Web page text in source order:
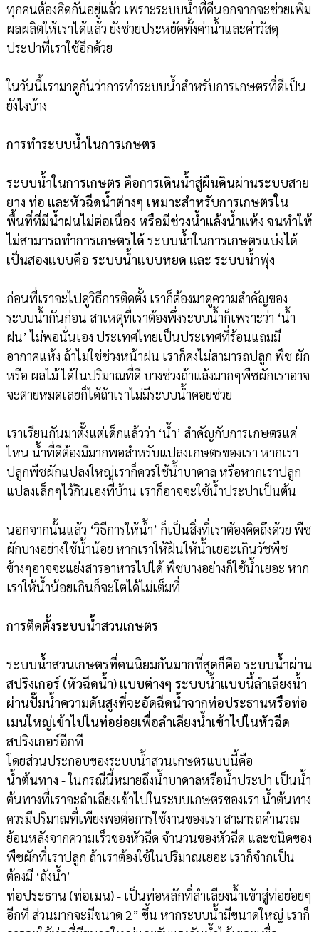
ทุกคนต้องคิดกันอยู่แล้ว เพราะระบบน้ำที่ดีนอกจากจะช่วยเพิ่ม
ผลผลิตให้เราได้แล้ว ยังช่วยประหยัดทั้งค่าน้ำและค่าวัสดุ
ประปาที่เราใช้อีกด้วย
ในวันนี้เรามาดูกันว่าการทำระบบน้ำสำหรับการเกษตรที่ดีเป็น
ยังไงบ้าง
การทำระบบน้ำในการเกษตร
ระบบน้ำในการเกษตร คือการเดินน้ำสู่ผืนดินผ่านระบบสาย
ยาง ท่อ และหัวฉีดน้ำต่างๆ เหมาะสำหรับการเกษตรใน
พื้นที่ที่มีน้ำฝนไม่ต่อเนื่อง หรือมีช่วงน้ำแล้งน้ำแห้ง จนทำให้
ไม่สามารถทำการเกษตรได้ ระบบน้ำในการเกษตรแบ่งได้
เป็นสองแบบคือ ระบบน้ำแบบหยด และ ระบบน้ำพุ่ง
ก่อนที่เราจะไปดูวิธีการติดตั้ง เราก็ต้องมาดูความสำคัญของ
ระบบน้ำกันก่อน สาเหตุที่เราต้องพึ่งระบบน้ำก็เพราะว่า ‘น้ำ
ฝน’ ไม่พอนั่นเอง ประเทศไทยเป็นประเทศที่ร้อนแถมมี
อากาศแห้ง ถ้าไม่ใช่ช่วงหน้าฝน เราก็คงไม่สามารถปลูก พืช ผัก
หรือ ผลไม้ ได้ในปริมาณที่ดี บางช่วงถ้าแล้งมากๆพืชผักเราอาจ
จะตายหมดเลยก็ได้ถ้าเราไม่มีระบบน้ำคอยช่วย
เราเรียนกันมาตั้งแต่เด็กแล้วว่า ‘น้ำ’ สำคัญกับการเกษตรแค่
ไหน น้ำที่ดีต้องมีมากพอสำหรับแปลงเกษตรของเรา หากเรา
ปลูกพืชผักแปลงใหญ่เราก็ควรใช้น้ำบาดาล หรือหากเราปลูก
แปลงเล็กๆไว้กินเองที่บ้าน เราก็อาจจะใช้น้ำประปาเป็นต้น
นอกจากนั้นแล้ว ‘วิธีการให้น้ำ’ ก็เป็นสิ่งที่เราต้องคิดถึงด้วย พืช
ผักบางอย่างใช้น้ำน้อย หากเราให้ฝืนให้น้ำเยอะเกินวัชพืช
ข้างๆอาจจะแย่งสารอาหารไปได้ พืชบางอย่างก็ใช้น้ำเยอะ หาก
เราให้น้ำน้อยเกินก็จะโตได้ไม่เต็มที่
การติดตั้งระบบน้ำสวนเกษตร
ระบบน้ำสวนเกษตรที่คนนิยมกันมากที่สุดก็คือ ระบบน้ำผ่าน
สปริงเกอร์ (หัวฉีดน้ำ) แบบต่างๆ ระบบน้ำแบบนี้ลำเลียงน้ำ
ผ่านปั๊มน้ำความดันสูงที่จะอัดฉีดน้ำจากท่อประธานหรือท่อ
เมนใหญ่เข้าไปในท่อย่อยเพื่อลำเลียงน้ำเข้าไปในหัวฉีด
สปริงเกอร์อีกที
โดยส่วนประกอบของระบบน้ำสวนเกษตรแบบนี้คือ
น้ำต้นทาง - ในกรณีนี้หมายถึงน้ำบาดาลหรือน้ำประปา เป็นน้ำ
ต้นทางที่เราจะลำเลียงเข้าไปในระบบเกษตรของเรา น้ำต้นทาง
ควรมีปริมาณที่เพียงพอต่อการใช้งานของเรา สามารถคำนวณ
ย้อนหลังจากความเร็วของหัวฉีด จำนวนของหัวฉีด และชนิดของ
พืชผักที่เราปลูก ถ้าเราต้องใช้ในปริมาณเยอะ เราก็จำกเป็น
ต้องมี ‘ถังน้ำ’
ท่อประธาน (ท่อเมน)- เป็นท่อหลักที่ลำเลียงน้ำเข้าสู่ท่อย่อยๆ
อีกที ส่วนมากจะมีขนาด 2” ขึ้น หากระบบน้ำมีขนาดใหญ่ เราก็